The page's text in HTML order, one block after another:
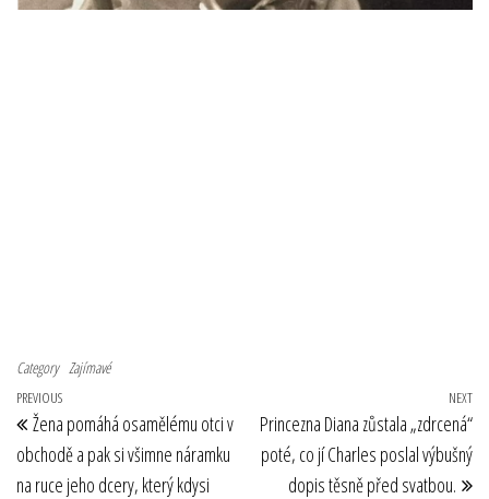
Category Zajímavé
Navigace pro příspěvek
Previous Post
PREVIOUS
Žena pomáhá osamělému otci v
obchodě a pak si všimne náramku
na ruce jeho dcery, který kdysi
NEXT
Princezna Diana zůstala „zdrcená“
poté, co jí Charles poslal výbušný
dopis těsně před svatbou.